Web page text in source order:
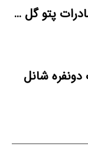
بازار بزرگ پتو تهران | صادرات پتو گل برجسته دخترانه یک نفره | پاندا
شانل